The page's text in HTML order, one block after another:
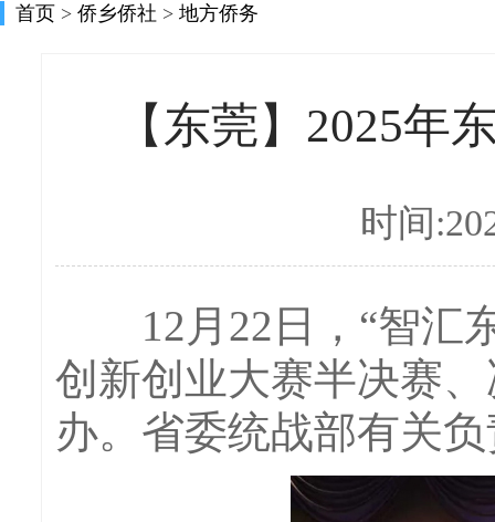
首页 > 侨乡侨社 > 地方侨务
【东莞】2025年
时间
12月22日，“智汇东
创新创业大赛半决赛
办。省委统战部有关